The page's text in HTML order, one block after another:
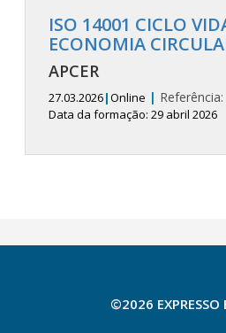
ISO 14001 CICLO
ECONOMIA
APCER
27.03.2026|Online | Referência:
Data da formação: 29 abril 2026
©2026 EXPRESSO